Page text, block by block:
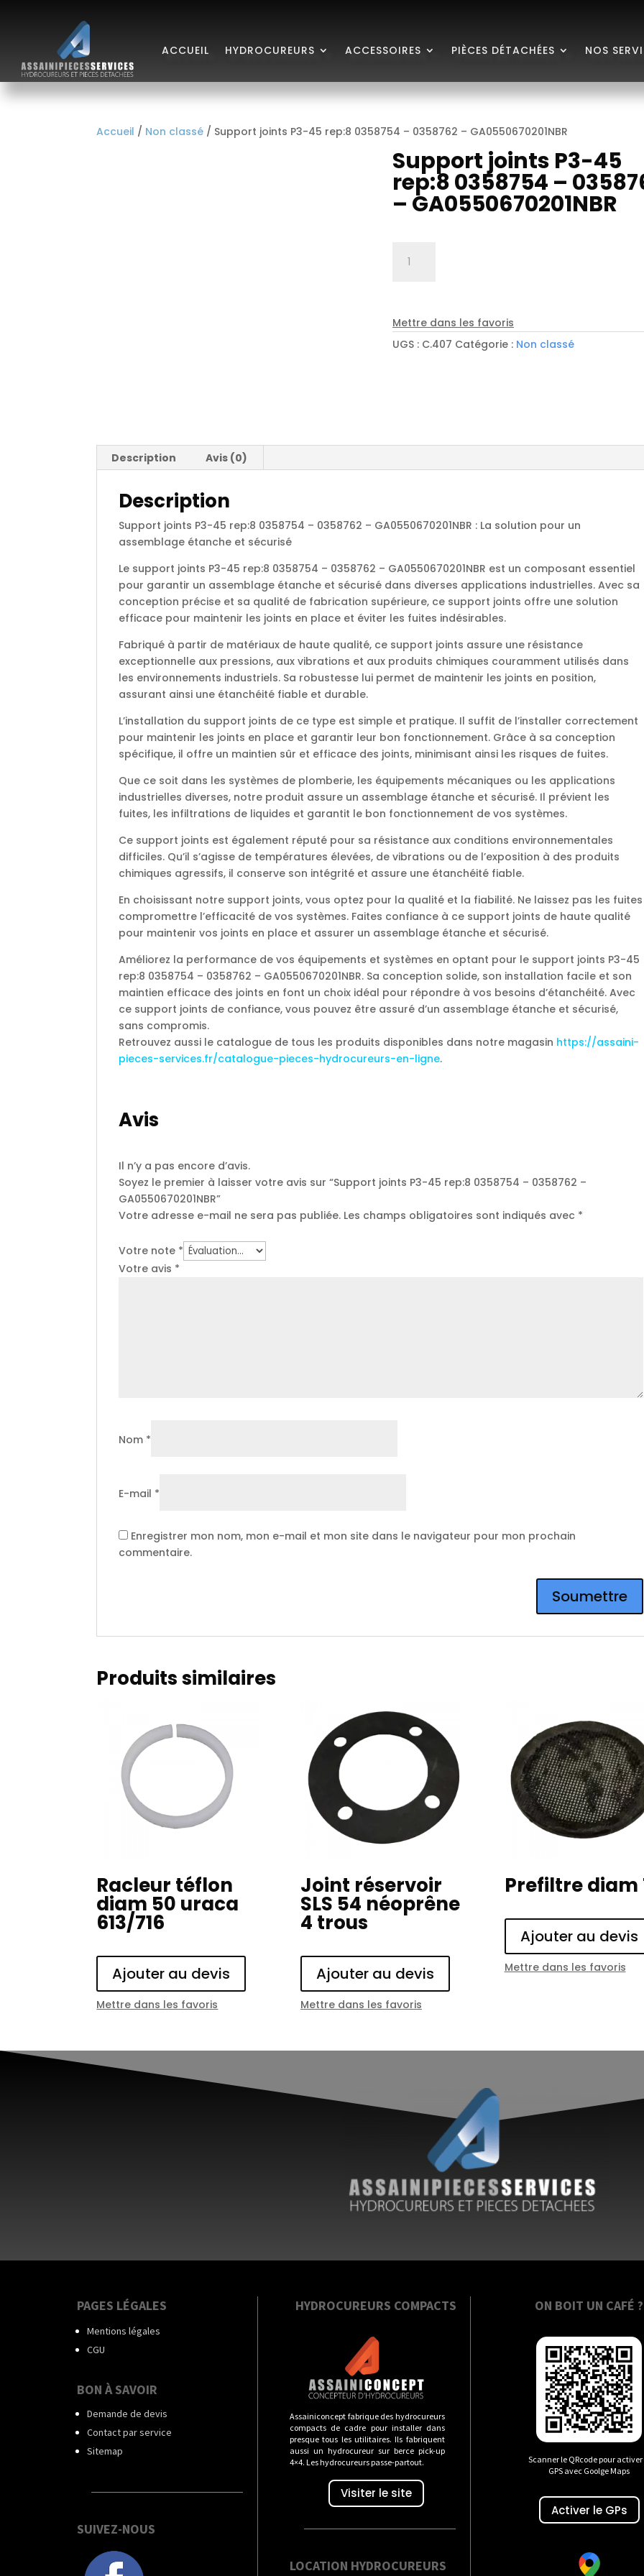
ACCUEIL HYDROCUREURS ACCESSOIRES PIÈCES DÉTACHÉES NOS
Accueil / Non classé / Support joints P3-45 rep:8 0358754 – 0358762 – GA0550670201NBR
Support joints P3-45
rep:8 0358754 –
– GA0550670201NBR
45
rep:8
Mettre dans les favoris
UGS : C.407 Catégorie : Non classé
Description Avis (0)
Description
Support joints P3-45 rep:8 0358754 – 0358762 – GA0550670201NBR : La solution pour un
assemblage étanche et sécurisé
Le support joints P3-45 rep:8 0358754 – 0358762 – GA0550670201NBR est un composant essentiel
pour garantir un assemblage étanche et sécurisé dans diverses applications industrielles. Avec sa
conception précise et sa qualité de fabrication supérieure, ce support joints offre une solution
efficace pour maintenir les joints en place et éviter les fuites indésirables.
Fabriqué à partir de matériaux de haute qualité, ce support joints assure une résistance
exceptionnelle aux pressions, aux vibrations et aux produits chimiques couramment utilisés dans
les environnements industriels. Sa robustesse lui permet de maintenir les joints en position,
assurant ainsi une étanchéité fiable et durable.
L’installation du support joints de ce type est simple et pratique. Il suffit de l’installer correctement
pour maintenir les joints en place et garantir leur bon fonctionnement. Grâce à sa conception
spécifique, il offre un maintien sûr et efficace des joints, minimisant ainsi les risques de fuites.
Que ce soit dans les systèmes de plomberie, les équipements mécaniques ou les applications
industrielles diverses, notre produit assure un assemblage étanche et sécurisé. Il prévient les
fuites, les infiltrations de liquides et garantit le bon fonctionnement de vos systèmes.
Ce support joints est également réputé pour sa résistance aux conditions environnementales
difficiles. Qu’il s’agisse de températures élevées, de vibrations ou de l’exposition à des produits
chimiques agressifs, il conserve son intégrité et assure une étanchéité fiable.
En choisissant notre support joints, vous optez pour la qualité et la fiabilité. Ne laissez pas les fuites
compromettre l’efficacité de vos systèmes. Faites confiance à ce support joints de haute qualité
pour maintenir vos joints en place et assurer un assemblage étanche et sécurisé.
Améliorez la performance de vos équipements et systèmes en optant pour le support joints P3-45
rep:8 0358754 – 0358762 – GA0550670201NBR. Sa conception solide, son installation facile et son
maintien efficace des joints en font un choix idéal pour répondre à vos besoins d’étanchéité. Avec
ce support joints de confiance, vous pouvez être assuré d’un assemblage étanche et sécurisé,
sans compromis.
Retrouvez aussi le catalogue de tous les produits disponibles dans notre magasin https://assaini-
pieces-services.fr/catalogue-pieces-hydrocureurs-en-ligne.
Avis
Il n’y a pas encore d’avis.
Soyez le premier à laisser votre avis sur “Support joints P3-45 rep:8 0358754 – 0358762 –
GA0550670201NBR”
Votre adresse e-mail ne sera pas publiée. Les champs obligatoires sont indiqués avec *
Votre note *
Votre avis *
Nom *
E-mail *
Enregistrer mon nom, mon e-mail et mon site dans le navigateur pour mon prochain
commentaire.
Produits similaires
Racleur téflon
diam 50 uraca
613/716
Ajouter au devis
Mettre dans les favoris
Joint réservoir
SLS 54 néoprêne
4 trous
Ajouter au devis
Mettre dans les favoris
Prefiltre diam
Ajouter au devis
Mettre dans les favoris
PAGES LÉGALES
Mentions légales
CGU
BON À SAVOIR
Demande de devis
Contact par service
Sitemap
SUIVEZ-NOUS
HYDROCUREURS COMPACTS
Assainiconcept fabrique des hydrocureurs
compacts de cadre pour installer dans
presque tous les utilitaires. Ils fabriquent
aussi un hydrocureur sur berce pick-up
4×4. Les hydrocureurs passe-partout.
Visiter le site
LOCATION HYDROCUREURS
ON BOIT UN CAFÉ ?
Scanner le QRcode pour activer
GPS avec Goolge Maps
Activer le GPs